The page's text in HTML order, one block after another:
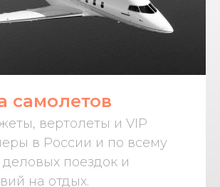
самолетов
вертолеты и VIP
в России и по всему
поездок и
на отдых.